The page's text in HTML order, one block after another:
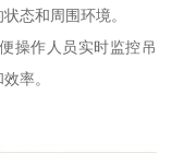
态和周围环境。
操作人员实时监控吊
率。